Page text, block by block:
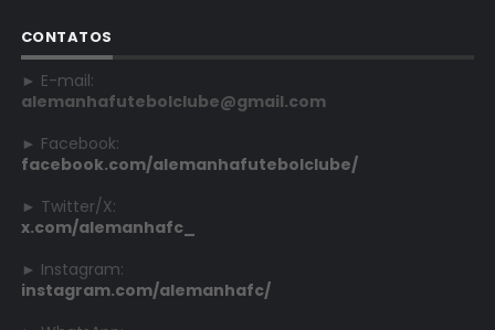
CONTATOS
► E-mail:
alemanhafutebolclube@gmail.com
► Facebook:
facebook.com/alemanhafutebolclube/
► Twitter/X:
x.com/alemanhafc_
► Instagram:
instagram.com/alemanhafc/